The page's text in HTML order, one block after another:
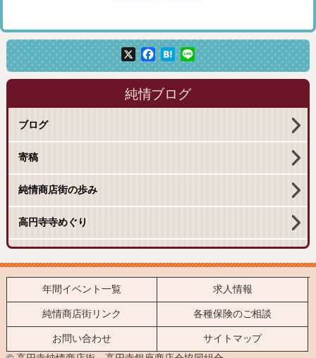
X Facebook
Hatena
Line
純情ブログ
ブログ
寄稿
純情商店街の歩み
高円寺寺めぐり
年間イベント一覧 求人情報
純情商店街リンク 各種保険のご相談
お問い合わせ
サイトマップ